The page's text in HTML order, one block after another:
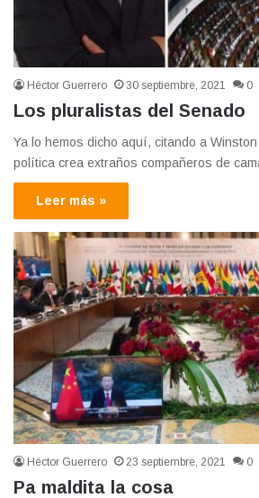
Héctor Guerrero 30 septiembre, 2021 0
Los pluralistas del Senado
Ya lo hemos dicho aquí, citando a Winston
política crea extraños compañeros de
Leer más »
Héctor Guerrero 23 septiembre, 2021 0
Pa maldita la cosa